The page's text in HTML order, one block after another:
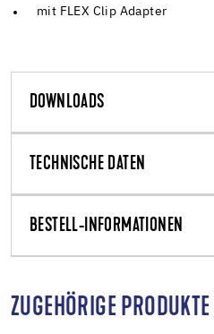
mit FLEX Clip Adapter
DOWNLOADS
TECHNISCHE DATEN
BESTELL-INFORMATIONEN
ZUGEHÖRIGE PRODUKTE